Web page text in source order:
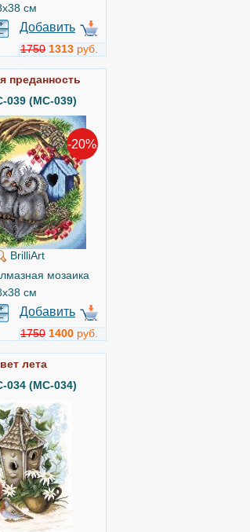
см
Добавить
1750 1313 руб.
преданность
039 (МС-039)
-20%
BrilliArt
мозаика
см
Добавить
1750 1400 руб.
лета
034 (МС-034)